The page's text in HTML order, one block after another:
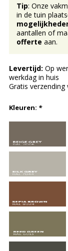
Tip: Onze
in de tuin
aantallen of
offerte aan.
Levertijd: Op
werkdag in huis
Gratis
Kleuren: *